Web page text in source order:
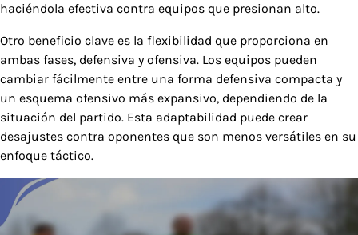
haciéndola efectiva contra equipos que presionan alto.
Otro beneficio clave es la flexibilidad que proporciona en
ambas fases, defensiva y ofensiva. Los equipos pueden
cambiar fácilmente entre una forma defensiva compacta y
un esquema ofensivo más expansivo, dependiendo de la
situación del partido. Esta adaptabilidad puede crear
desajustes contra oponentes que son menos versátiles en su
enfoque táctico.